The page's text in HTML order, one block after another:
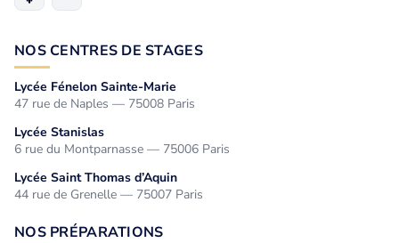
NOS CENTRES DE STAGES
Lycée Fénelon Sainte-Marie
47 rue de Naples — 75008 Paris
Lycée Stanislas
6 rue du Montparnasse — 75006 Paris
Lycée Saint Thomas d’Aquin
44 rue de Grenelle — 75007 Paris
NOS PRÉPARATIONS